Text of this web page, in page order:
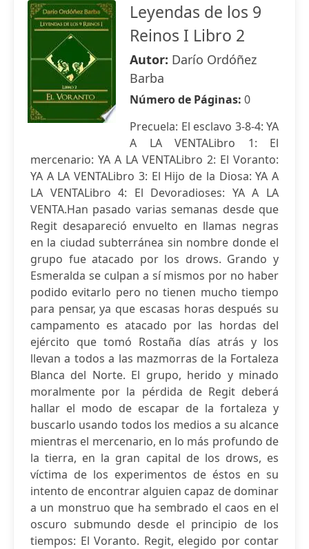
Leyendas de los 9
Reinos I Libro 2
Autor: Darío Ordóñez
Barba
Número de Páginas: 0
Precuela: El esclavo 3-8-4: YA
A LA VENTALibro 1: El
mercenario: YA A LA VENTALibro 2: El Voranto:
YA A LA VENTALibro 3: El Hijo de la Diosa: YA A
LA VENTALibro 4: El Devoradioses: YA A LA
VENTA.Han pasado varias semanas desde que
Regit desapareció envuelto en llamas negras
en la ciudad subterránea sin nombre donde el
grupo fue atacado por los drows. Grando y
Esmeralda se culpan a sí mismos por no haber
podido evitarlo pero no tienen mucho tiempo
para pensar, ya que escasas horas después su
campamento es atacado por las hordas del
ejército que tomó Rostaña días atrás y los
llevan a todos a las mazmorras de la Fortaleza
Blanca del Norte. El grupo, herido y minado
moralmente por la pérdida de Regit deberá
hallar el modo de escapar de la fortaleza y
buscarlo usando todos los medios a su alcance
mientras el mercenario, en lo más profundo de
la tierra, en la gran capital de los drows, es
víctima de los experimentos de éstos en su
intento de encontrar alguien capaz de dominar
a un monstruo que ha sembrado el caos en el
oscuro submundo desde el principio de los
tiempos: El Voranto. Regit, elegido por contar